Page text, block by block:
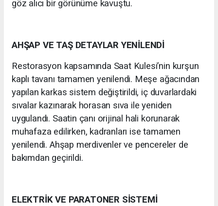
göz alıcı bir görünüme kavuştu.
AHŞAP VE TAŞ DETAYLAR YENİLENDİ
Restorasyon kapsamında Saat Kulesi’nin kurşun
kaplı tavanı tamamen yenilendi. Meşe ağacından
yapılan karkas sistem değiştirildi, iç duvarlardaki
sıvalar kazınarak horasan sıva ile yeniden
uygulandı. Saatin çanı orijinal hali korunarak
muhafaza edilirken, kadranları ise tamamen
yenilendi. Ahşap merdivenler ve pencereler de
bakımdan geçirildi.
ELEKTRİK VE PARATONER SİSTEMİ